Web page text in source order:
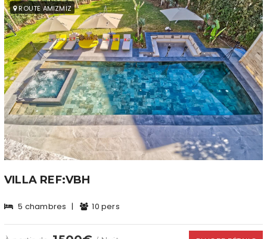
ROUTE AMIZMIZ
VILLA REF:VBH
5 chambres | 10 pers